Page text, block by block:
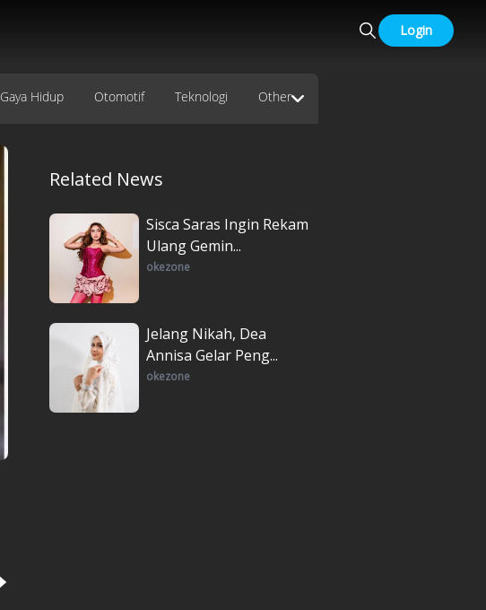
Login
Gaya Hidup Otomotif Teknologi Other
Related News
Sisca Saras Ingin Rekam
Ulang Gemin...
okezone
Jelang Nikah, Dea
Annisa Gelar Peng...
okezone